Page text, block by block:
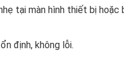
tại màn hình thiết bị
định, không lỗi.